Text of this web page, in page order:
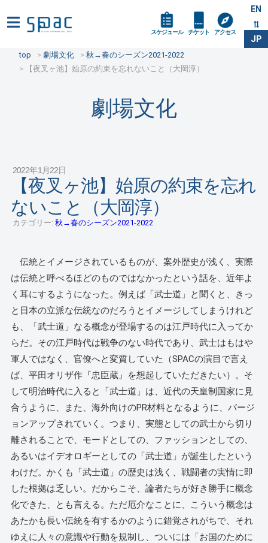
EN
JP
スケジュール チケット アクセス
top 劇場文化
秋→春のシーズン2021-2022
【夜叉ヶ池】始原の約束を忘れないこと（大岡淳）
劇場文化
2022年1月22日
【夜叉ヶ池】始原の約束を忘れ
ないこと（大岡淳）
カテゴリー: 秋→春のシーズン2021-2022
伝統とイメージされているものが、案外歴史が浅く、実際
は伝統と呼べるほどのものではなかったという話を、近年よ
く耳にするようになった。例えば「武士道」と聞くと、きっ
と日本の立派な伝統なのだろうとイメージしてしまうけれど
も、「武士道」なる概念が登場するのは江戸時代に入ってか
らだ。その江戸時代は戦争のない時代であり、武士はもはや
軍人ではなく、官僚へと変質していた（SPACの演目で言え
ば、平田オリザ作『忠臣蔵』を想起していただきたい）。そ
して明治時代に入ると「武士道」は、近代の天皇制国家に見
合うように、また、海外向けのPR材料となるように、バージ
ョンアップされていく。つまり、実態としての武士から切り
離されることで、モードとしての、ファッションとしての、
あるいはイデオロギーとしての「武士道」が誕生したという
わけだ。かくも「武士道」の歴史は浅く、戦闘者の実情に即
した根拠は乏しい。だからこそ、論者たちが好き勝手に概念
化できた、とも言える。ただ厄介なことに、こういう概念は
あたかも長い伝統を有するかのように錯覚されがちで、それ
ゆえに人々の意識や行動を規制し、ついには「お国のために